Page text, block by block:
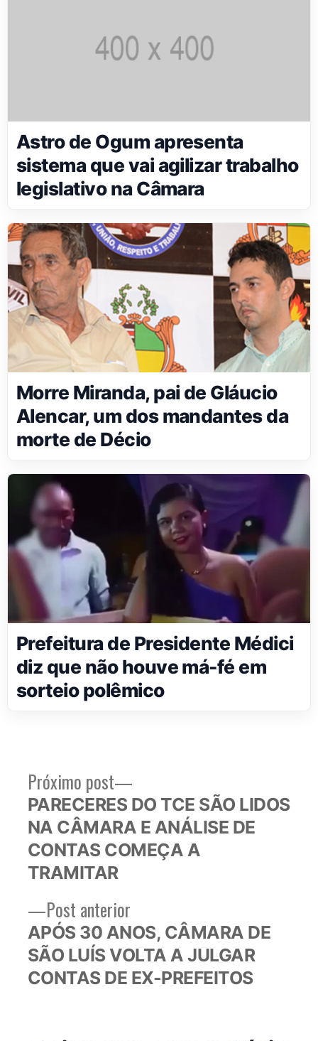
Astro de Ogum apresenta
sistema que vai agilizar trabalho
legislativo na Câmara
Morre Miranda, pai de Gláucio
Alencar, um dos mandantes da
morte de Décio
Prefeitura de Presidente Médici
diz que não houve má-fé em
sorteio polêmico
Navegação
de
Post
Post anteriorPost
anterior:
APÓS 30 ANOS, CÂMARA DE
SÃO LUÍS VOLTA A JULGAR
CONTAS DE EX-PREFEITOS
Próximo post
Próximo
post:
PARECERES DO TCE SÃO LIDOS
NA CÂMARA E ANÁLISE DE
CONTAS COMEÇA A
TRAMITAR